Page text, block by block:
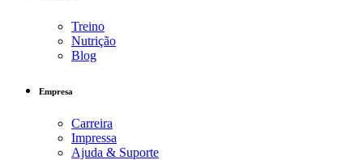
Treino
Nutrição
Blog
Empresa
Carreira
Impressa
Ajuda & Suporte